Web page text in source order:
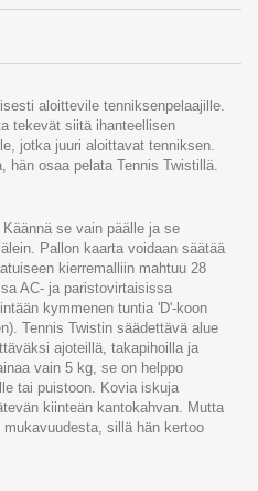
aloittevile tenniksenpelaajille.
tekevät siitä ihanteellisen
jotka juuri aloittavat tenniksen.
hän osaa pelata Tennis Twistillä.
se vain päälle ja se
Pallon kaarta voidaan säätää
kierremalliin mahtuu 28
AC- ja paristovirtaisissa
kymmenen tuntia 'D'-koon
Tennis Twistin säädettävä alue
ajoteillä, takapihoilla ja
vain 5 kg, se on helppo
tai puistoon. Kovia iskuja
kiinteän kantokahvan. Mutta
sillä hän kertoo